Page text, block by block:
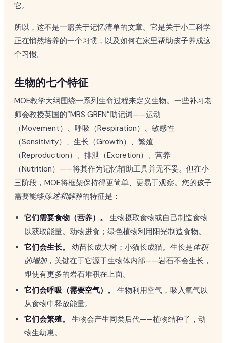
它。
所以，这不是一篇关于记忆清单的文章。它是关于小三科学
正在悄然培养的一个习惯，以及如何在家里帮助孩子养成这
个习惯。
生物的七个特征
MOE教学大纲围绕一系列生命过程来定义生物。一些补习老
师会教授英国的“MRS GREN”助记词——运动
（Movement）、呼吸（Respiration）、敏感性
（Sensitivity）、生长（Growth）、繁殖
（Reproduction）、排泄（Excretion）、营养
（Nutrition）——将其作为记忆辅助工具并无不妥。但在小
三阶段，MOE将框架保持得更简单、更易于观察。您的孩子
需要能够陈述和解释的特征是：
它们需要食物（营养）。
生物摄取食物或自己制造食物
以获取能量。动物进食；绿色植物利用阳光制造食物。
它们会生长。
幼苗长成大树；小猫长成猫。生长是体积
的增加，关键在于它源于生物体内部——岩石不会生长，
即使有更多的岩石堆积在上面。
它们会呼吸（需要空气）。
生物利用空气，吸入氧气以
从食物中释放能量。
它们会繁殖。
生物会产生同类后代——植物结种子，动
物生幼崽。